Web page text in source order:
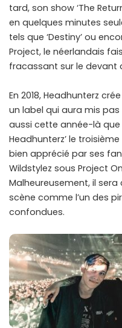
tard, son show ‘The
en quelques minutes
tels que ‘Destiny’ ou
Project, le néerlandais
fracassant sur le devant
En 2018, Headhunterz
un label qui aura mis pas
aussi cette année-là que
Headhunterz’ le
bien apprécié par ses
Wildstylez sous Project
Malheureusement, il
scène comme l’un des
confondues.